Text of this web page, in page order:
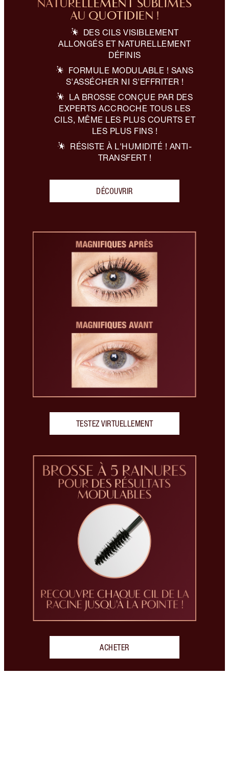
NATURELLEMENT SUBLIMÉS
AU QUOTIDIEN !
DES CILS VISIBLEMENT
ALLONGÉS ET NATURELLEMENT
DÉFINIS
FORMULE MODULABLE ! SANS
S'ASSÉCHER NI S'EFFRITER !
LA BROSSE CONÇUE PAR DES
EXPERTS ACCROCHE TOUS LES
CILS, MÊME LES PLUS COURTS ET
LES PLUS FINS !
RÉSISTE À L'HUMIDITÉ ! ANTI-
TRANSFERT !
DÉCOUVRIR
TESTEZ VIRTUELLEMENT
ACHETER